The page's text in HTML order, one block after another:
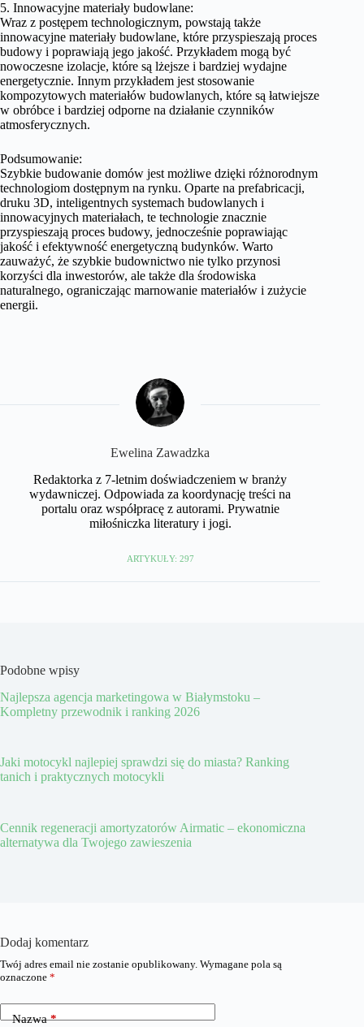
5. Innowacyjne materiały budowlane:
Wraz z postępem technologicznym, powstają także
innowacyjne materiały budowlane, które przyspieszają proces
budowy i poprawiają jego jakość. Przykładem mogą być
nowoczesne izolacje, które są lżejsze i bardziej wydajne
energetycznie. Innym przykładem jest stosowanie
kompozytowych materiałów budowlanych, które są łatwiejsze
w obróbce i bardziej odporne na działanie czynników
atmosferycznych.
Podsumowanie:
Szybkie budowanie domów jest możliwe dzięki różnorodnym
technologiom dostępnym na rynku. Oparte na prefabricacji,
druku 3D, inteligentnych systemach budowlanych i
innowacyjnych materiałach, te technologie znacznie
przyspieszają proces budowy, jednocześnie poprawiając
jakość i efektywność energetyczną budynków. Warto
zauważyć, że szybkie budownictwo nie tylko przynosi
korzyści dla inwestorów, ale także dla środowiska
naturalnego, ograniczając marnowanie materiałów i zużycie
energii.
Ewelina Zawadzka
Redaktorka z 7-letnim doświadczeniem w branży
wydawniczej. Odpowiada za koordynację treści na
portalu oraz współpracę z autorami. Prywatnie
miłośniczka literatury i jogi.
ARTYKUŁY: 297
Podobne wpisy
Najlepsza agencja marketingowa w Białymstoku –
Kompletny przewodnik i ranking 2026
Jaki motocykl najlepiej sprawdzi się do miasta? Ranking
tanich i praktycznych motocykli
Cennik regeneracji amortyzatorów Airmatic – ekonomiczna
alternatywa dla Twojego zawieszenia
Dodaj komentarz
Twój adres email nie zostanie opublikowany. Wymagane pola są
oznaczone *
Nazwa*